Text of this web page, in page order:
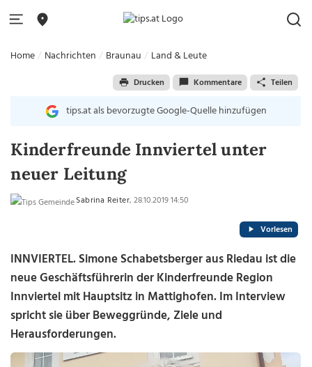
Home Nachrichten Braunau Land & Leute
Drucken Kommentare Teilen
tips.at als bevorzugte Google-Quelle hinzufügen
Kinderfreunde Innviertel unter
neuer Leitung
Sabrina Reiter, 28.10.2019 14:50
Vorlesen
INNVIERTEL. Simone Schabetsberger aus Riedau ist die
neue Geschäftsführerin der Kinderfreunde Region
Innviertel mit Hauptsitz in Mattighofen. Im Interview
spricht sie über Beweggründe, Ziele und
Herausforderungen.